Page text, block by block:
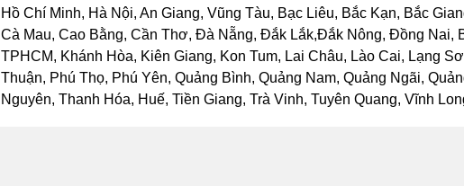
Hồ Chí Minh, Hà Nội, An Giang, Vũng Tàu, Bạc Liêu, Bắc Kạn, Bắc
Cà Mau, Cao Bằng, Cần Thơ, Đà Nẵng, Đắk Lắk,Đắk Nông, Đồng Nai,
TPHCM, Khánh Hòa, Kiên Giang, Kon Tum, Lai Châu, Lào Cai, Lạng
Thuận, Phú Thọ, Phú Yên, Quảng Bình, Quảng Nam, Quảng Ngãi,
Nguyên, Thanh Hóa, Huế, Tiền Giang, Trà Vinh, Tuyên Quang, Vĩnh